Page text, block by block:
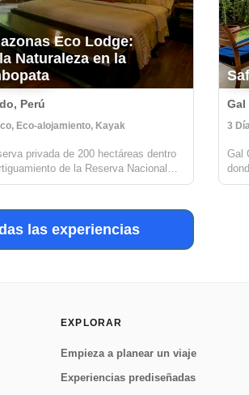
Eco Lodge:
Naturaleza en la
Perú
Eco-alojamiento, Kayak
privada de 200 hectáreas dentro
de la Reserva Nacional
Amazonas es un hermoso lodge de
escapada pe...
Gal
Gal
las experiencias
EXPLORAR
Empieza a planear un viaje
Experiencias prediseñadas